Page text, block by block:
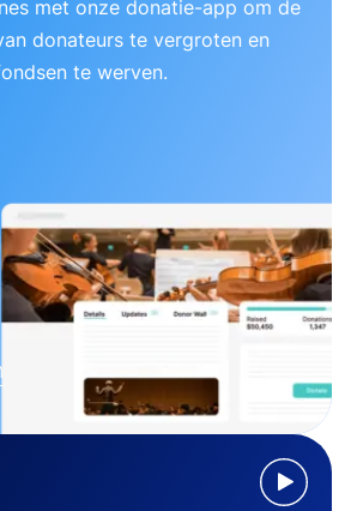
met onze donatie-app om de
donateurs te vergroten en
te werven.